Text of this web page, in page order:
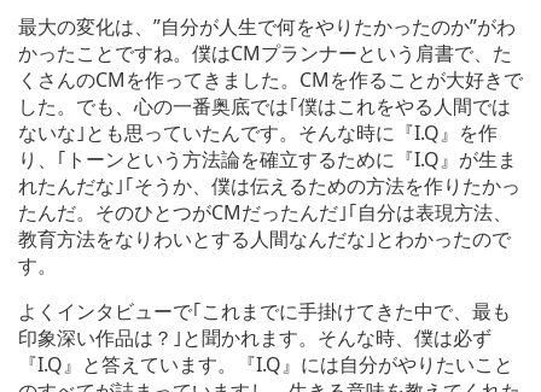
最大の変化は、”自分が人生で何をやりたかったのか”がわ
かったことですね。僕はCMプランナーという肩書で、た
くさんのCMを作ってきました。CMを作ることが大好きで
した。でも、心の一番奥底では｢僕はこれをやる人間では
ないな｣とも思っていたんです。そんな時に『I.Q』を作
り、｢トーンという方法論を確立するために『I.Q』が生ま
れたんだな｣｢そうか、僕は伝えるための方法を作りたかっ
たんだ。そのひとつがCMだったんだ｣｢自分は表現方法、
教育方法をなりわいとする人間なんだな｣とわかったので
す。
よくインタビューで｢これまでに手掛けてきた中で、最も
印象深い作品は？｣と聞かれます。そんな時、僕は必ず
『I.Q』と答えています。『I.Q』には自分がやりたいこと